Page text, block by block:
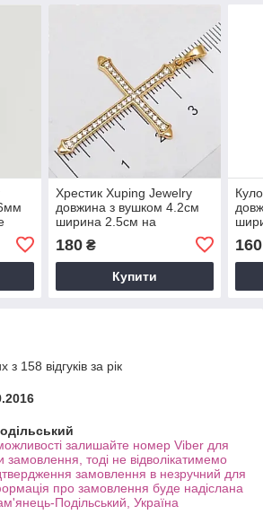
5406
Хрестик Xuping Jewelry
довжина з вушком 4.2см
ширина 2.5см на
медичне золото к379
180₴
Купити
160
158 відгуків за рік
залишайте номер Viber для
замовлення, тоді не відволікатимемо
замовлення в незручний для
про замовлення буде надіслана
Подільський, Україна